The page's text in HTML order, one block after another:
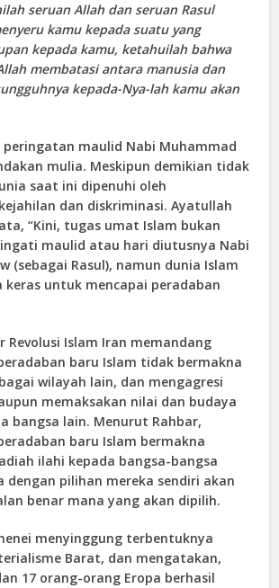
seruan Allah dan seruan Rasul
kamu kepada suatu yang
kepada kamu, ketahuilah bahwa
membatasi antara manusia dan
kepada-Nya-lah kamu akan
peringatan maulid Nabi Muhammad
mulia. Meskipun demikian tidak
saat ini dipenuhi oleh
dan diskriminasi. Ayatullah
“Kini, tugas umat Islam bukan
maulid atau hari diutusnya Nabi
(sebagai Rasul), namun dunia Islam
keras untuk mencapai peradaban
Revolusi Islam Iran memandang
baru Islam tidak bermakna
wilayah lain, dan mengagresi
memaksakan nilai dan budaya
bangsa lain. Menurut Rahbar,
baru Islam bermakna
ilahi kepada bangsa-bangsa
dengan pilihan mereka sendiri akan
benar mana yang akan dipilih.
menyinggung terbentuknya
Barat, dan mengatakan,
17 orang-orang Eropa berhasil